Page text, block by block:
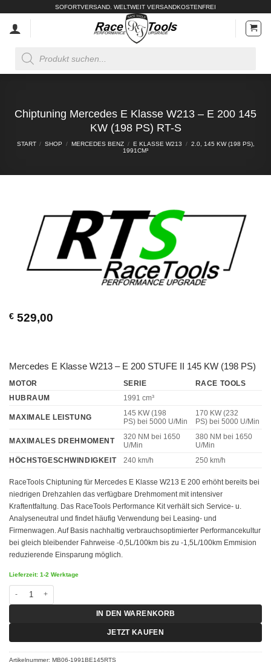
springen
SOFORTVERSAND. WELTWEIT VERSANDKOSTENFREI
search
Chiptuning Mercedes E Klasse W213 – E 200 145
KW (198 PS) RT-S
START / SHOP / MERCEDES BENZ / E KLASSE W213 / 2.0, 145 KW (198 PS),
1991CM³
€ 529,00
Mercedes E Klasse W213 – E 200 STUFE II 145 KW (198 PS)
MOTOR SERIE
RACE TOOLS
HUBRAUM
1991 cm³
MAXIMALE LEISTUNG
145 KW (198
PS) bei 5000 U/Min
170 KW (232
PS) bei 5000 U/Min
MAXIMALES DREHMOMENT
320 NM bei 1650
U/Min
380 NM bei 1650
U/Min
HÖCHSTGESCHWINDIGKEIT 240 km/h 250 km/h
RaceTools Chiptuning für Mercedes E Klasse W213 E 200 erhöht bereits bei
niedrigen Drehzahlen das verfügbare Drehmoment mit intensiver
Kraftentfaltung. Das RaceTools Performance Kit verhält sich Service- u.
Analyseneutral und findet häufig Verwendung bei Leasing- und
Firmenwagen. Auf Basis nachhaltig verbrauchsoptimierter Performancekultur
bei gleich bleibender Fahrweise -0,5L/100km bis zu -1,5L/100km Emmision
reduzierende Einsparung möglich.
Lieferzeit: 1-2 Werktage
Chiptuning Mercedes E Klasse W213 - E 200 145 KW (198 PS) RT-S Menge
IN DEN WARENKORB
JETZT KAUFEN
Artikelnummer: MB06-1991BE145RTS